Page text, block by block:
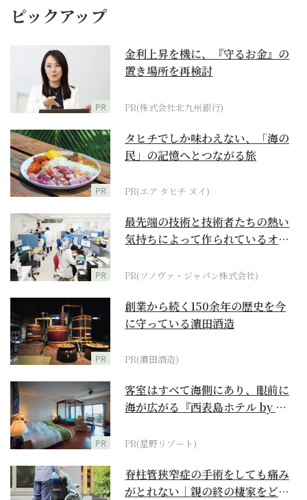
ピックアップ
PR
金利上昇を機に、『守るお金』の
置き場所を再検討
PR(株式会社北九州銀行)
PR
タヒチでしか味わえない、「海の
民」の記憶へとつながる旅
PR(エア タヒチ ヌイ)
PR
最先端の技術と技術者たちの熱い
気持ちによって作られているオー
PR(ソノヴァ・ジャパン株式会社)
PR
創業から続く150余年の歴史を今
に守っている濵田酒造
PR(濵田酒造)
PR
客室はすべて海側にあり、眼前に
海が広がる『西表島ホテル by 星
PR(星野リゾート)
脊柱管狭窄症の手術をしても痛み
がとれない｜親の終の棲家をどう